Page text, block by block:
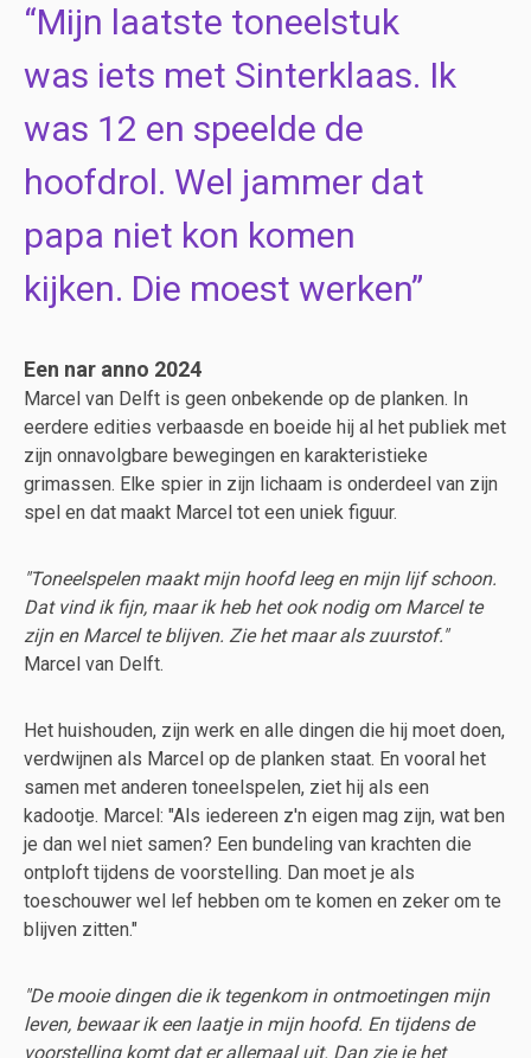
Mijn laatste toneelstuk
was iets met Sinterklaas. Ik
was 12 en speelde de
hoofdrol. Wel jammer dat
papa niet kon komen
kijken. Die moest werken
Een nar anno 2024
Marcel van Delft is geen onbekende op de planken. In
eerdere edities verbaasde en boeide hij al het publiek met
zijn onnavolgbare bewegingen en karakteristieke
grimassen. Elke spier in zijn lichaam is onderdeel van zijn
spel en dat maakt Marcel tot een uniek figuur.
"Toneelspelen maakt mijn hoofd leeg en mijn lijf schoon.
Dat vind ik fijn, maar ik heb het ook nodig om Marcel te
zijn en Marcel te blijven. Zie het maar als zuurstof."
Marcel van Delft.
Het huishouden, zijn werk en alle dingen die hij moet doen,
verdwijnen als Marcel op de planken staat. En vooral het
samen met anderen toneelspelen, ziet hij als een
kadootje. Marcel: "Als iedereen z'n eigen mag zijn, wat ben
je dan wel niet samen? Een bundeling van krachten die
ontploft tijdens de voorstelling. Dan moet je als
toeschouwer wel lef hebben om te komen en zeker om te
blijven zitten."
"De mooie dingen die ik tegenkom in ontmoetingen mijn
leven, bewaar ik een laatje in mijn hoofd. En tijdens de
voorstelling komt dat er allemaal uit. Dan zie je het